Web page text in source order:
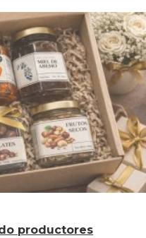
productores